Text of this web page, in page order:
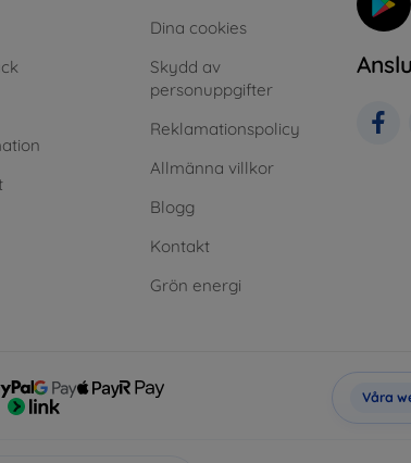
Dina cookies
Skydd av
personuppgifter
Reklamationspolicy
Allmänna villkor
Blogg
Kontakt
Grön energi
Våra